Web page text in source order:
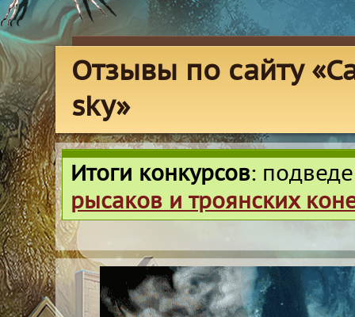
Отзывы по сайту
sky»
Итоги конкурсов:
рысаков и троянских